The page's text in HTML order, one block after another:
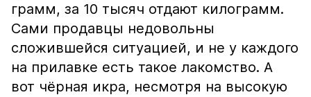
грамм, за 10 тысяч отдают килограмм.
Сами продавцы недовольны
сложившейся ситуацией, и не у каждого
на прилавке есть такое лакомство. А
вот чёрная икра, несмотря на высокую